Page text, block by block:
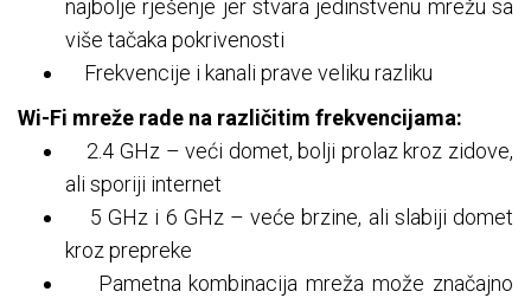
najbolje rješenje jer stvara jedinstvenu mrežu sa
više tačaka pokrivenosti
Frekvencije i kanali prave veliku razliku
Wi-Fi mreže rade na različitim frekvencijama:
2.4 GHz – veći domet, bolji prolaz kroz zidove,
ali sporiji internet
5 GHz i 6 GHz – veće brzine, ali slabiji domet
kroz prepreke
Pametna kombinacija mreža može značajno